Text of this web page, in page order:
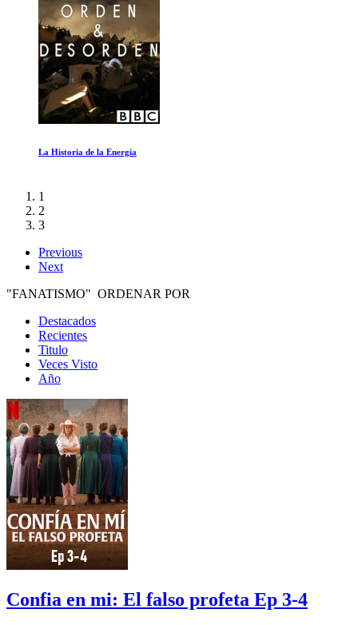
La Historia de la Energia
1
2
3
Previous
Next
"FANATISMO" ORDENAR POR
Destacados
Recientes
Titulo
Veces Visto
Año
Confia en mi: El falso profeta Ep 3-4